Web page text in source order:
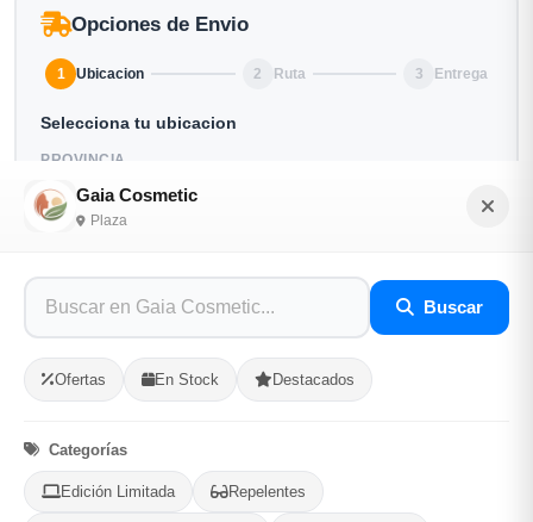
Gaia Cosmetic
Plaza
Buscar
Ofertas En Stock Destacados
Categorías
Edición Limitada Repelentes
Opciones de Envio
1 Ubicacion 2 Ruta 3 Entrega
Selecciona tu ubicacion
PROVINCIA
- + Comprar!
Categorías: Cuidado Personal